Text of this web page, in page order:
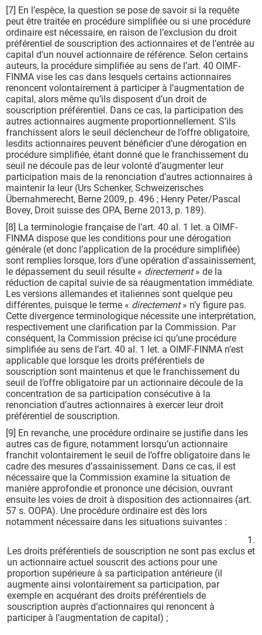
[7] En l’espèce, la question se pose de savoir si la requête
peut être traitée en procédure simplifiée ou si une procédure
ordinaire est nécessaire, en raison de l’exclusion du droit
préférentiel de souscription des actionnaires et de l’entrée au
capital d’un nouvel actionnaire de référence. Selon certains
auteurs, la procédure simplifiée au sens de l’art. 40 OIMF-
FINMA vise les cas dans lesquels certains actionnaires
renoncent volontairement à participer à l’augmentation de
capital, alors même qu’ils disposent d’un droit de
souscription préférentiel. Dans ce cas, la participation des
autres actionnaires augmente proportionnellement. S’ils
franchissent alors le seuil déclencheur de l’offre obligatoire,
lesdits actionnaires peuvent bénéficier d’une dérogation en
procédure simplifiée, étant donné que le franchissement du
seuil ne découle pas de leur volonté d’augmenter leur
participation mais de la renonciation d’autres actionnaires à
maintenir la leur (Urs Schenker, Schweizerisches
Übernahmerecht, Berne 2009, p. 496 ; Henry Peter/Pascal
Bovey, Droit suisse des OPA, Berne 2013, p. 189).
[8] La terminologie française de l’art. 40 al. 1 let. a OIMF-
FINMA dispose que les conditions pour une dérogation
générale (et donc l’application de la procédure simplifiée)
sont remplies lorsque, lors d’une opération d’assainissement,
le dépassement du seuil résulte « directement» de la
réduction de capital suivie de sa réaugmentation immédiate.
Les versions allemandes et italiennes sont quelque peu
différentes, puisque le terme « directement» n’y figure pas.
Cette divergence terminologique nécessite une interprétation,
respectivement une clarification par la Commission. Par
conséquent, la Commission précise ici qu’une procédure
simplifiée au sens de l’art. 40 al. 1 let. a OIMF-FINMA n’est
applicable que lorsque les droits préférentiels de
souscription sont maintenus et que le franchissement du
seuil de l’offre obligatoire par un actionnaire découle de la
concentration de sa participation consécutive à la
renonciation d’autres actionnaires à exercer leur droit
préférentiel de souscription.
[9] En revanche, une procédure ordinaire se justifie dans les
autres cas de figure, notamment lorsqu’un actionnaire
franchit volontairement le seuil de l’offre obligatoire dans le
cadre des mesures d’assainissement. Dans ce cas, il est
nécessaire que la Commission examine la situation de
manière approfondie et prononce une décision, ouvrant
ensuite les voies de droit à disposition des actionnaires (art.
57 s. OOPA). Une procédure ordinaire est dès lors
notamment nécessaire dans les situations suivantes :
1.
Les droits préférentiels de souscription ne sont pas exclus et
un actionnaire actuel souscrit des actions pour une
proportion supérieure à sa participation antérieure (il
augmente ainsi volontairement sa participation, par
exemple en acquérant des droits préférentiels de
souscription auprès d’actionnaires qui renoncent à
participer à l’augmentation de capital) ;